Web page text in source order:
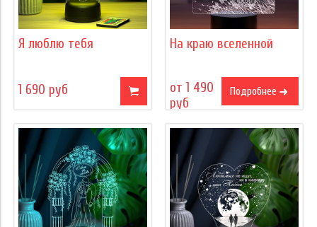
Я люблю тебя
1 690 руб
На краю вселенной
от 1 490
руб
Подробнее